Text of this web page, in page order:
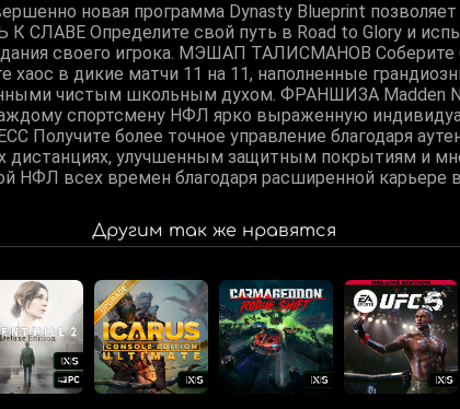
новая программа Dynasty Blueprint
СЛАВЕ Определите свой путь в Road to Glory и
своего игрока. МЭШАП ТАЛИСМАНОВ Соберите
хаос в дикие матчи 11 на 11, наполненные
чистым школьным духом. ФРАНШИЗА Madden
спортсмену НФЛ ярко выраженную
более точное управление благодаря
дистанциях, улучшенным защитным покрытиям и
НФЛ всех времен благодаря расширенной карьере в
Другим так же нравятся